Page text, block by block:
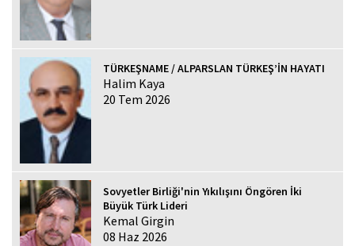
TÜRKEŞNAME / ALPARSLAN TÜRKEŞ’İN HAYATI
Halim Kaya
20 Tem 2026
Sovyetler Birliği'nin Yıkılışını Öngören İki
Büyük Türk Lideri
Kemal Girgin
08 Haz 2026